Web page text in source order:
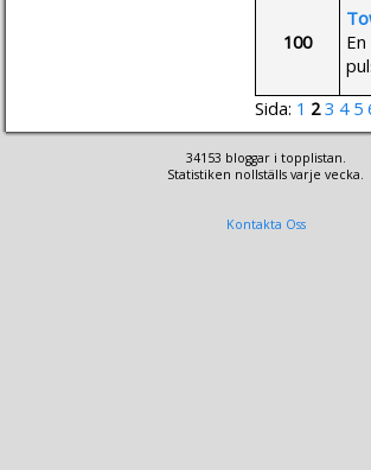
100
Sida: 1 2 3 4 5
34153 bloggar i topplistan.
Statistiken nollställs varje vecka.
Kontakta Oss